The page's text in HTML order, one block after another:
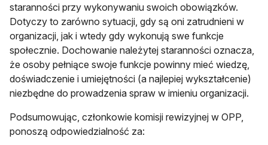
staranności przy wykonywaniu swoich obowiązków.
Dotyczy to zarówno sytuacji, gdy są oni zatrudnieni w
organizacji, jak i wtedy gdy wykonują swe funkcje
społecznie. Dochowanie należytej staranności oznacza,
że osoby pełniące swoje funkcje powinny mieć wiedzę,
doświadczenie i umiejętności (a najlepiej wykształcenie)
niezbędne do prowadzenia spraw w imieniu organizacji.
Podsumowując, członkowie komisji rewizyjnej w OPP,
ponoszą odpowiedzialność za: